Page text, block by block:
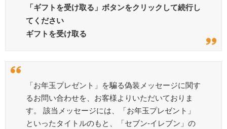
「ギフトを受け取る」ボタンをクリックして続行し
てください
ギフトを受け取る
「お年玉プレゼント」を騙る偽装メッセージに関す
るお問い合わせを、お客様よりいただいておりま
す。 該当メッセージには、「お年玉プレゼント」
といったタイトルのもと、「セブン‐イレブン」の